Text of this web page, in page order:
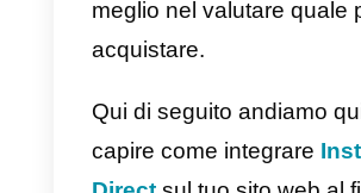
poco addirittura
al
dove molti
dell’
ecommerce